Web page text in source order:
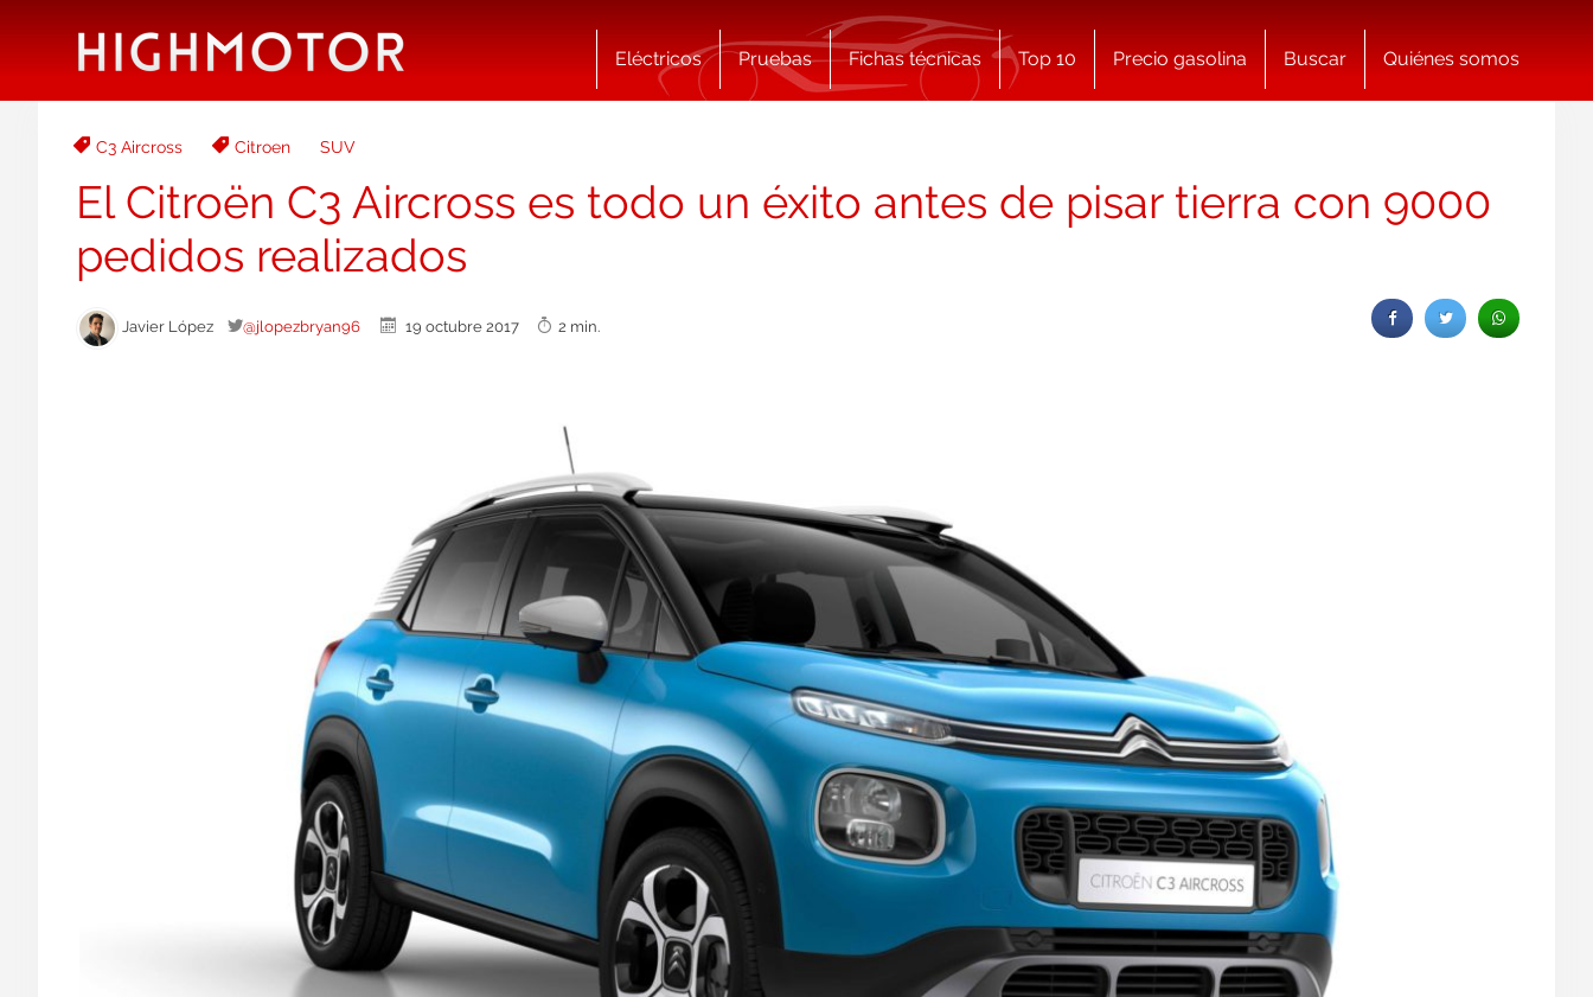
Eléctricos Pruebas Fichas técnicas Top 10 Precio gasolina Buscar Quiénes somos
C3 Aircross Citroen SUV
El Citroën C3 Aircross es todo un éxito antes de pisar tierra con 9000
pedidos realizados
Javier López @jlopezbryan96 19 octubre 2017 2 min.